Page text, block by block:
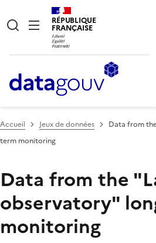
RÉPUBLIQUE
FRANÇAISE
Accueil Jeux de données
Data from
term monitoring
Data from the
observatory"
monitoring